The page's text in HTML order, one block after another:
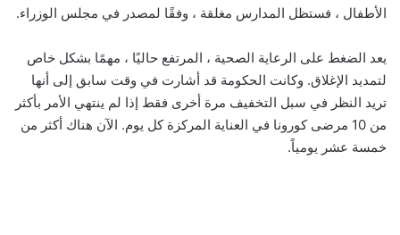
الأطفال ، فستظل المدارس مغلقة ، وفقًا لمصدر في مجلس الوزراء.
يعد الضغط على الرعاية الصحية ، المرتفع حاليًا ، مهمًا بشكل خاص
لتمديد الإغلاق. وكانت الحكومة قد أشارت في وقت سابق إلى أنها
تريد النظر في سبل التخفيف مرة أخرى فقط إذا لم ينتهي الأمر بأكثر
من 10 مرضى كورونا في العناية المركزة كل يوم. الآن هناك أكثر من
خمسة عشر يومياً.